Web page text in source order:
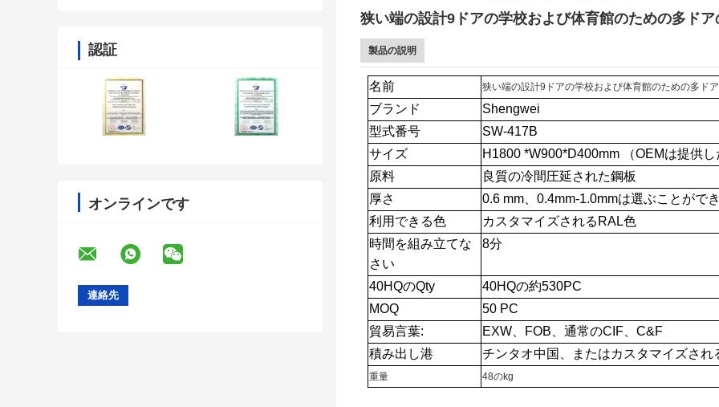
認証
オンラインです
狭い端の設計9ドアの学校および体育館のための多ド
製品の説明
名前 狭い端の設計9ドアの学校および体育館のための多ド
ブランド
Shengwei
型式番号
SW-417B
サイズ
H1800 *W900*D400mm （OEMは提供し
原料
良質の冷間圧延された鋼板
厚さ
0.6 mm、0.4mm-1.0mmは選ぶことがで
利用できる色
カスタマイズされるRAL色
時間を組み立てな
さい
8分
40HQのQty
40HQの約530PC
MOQ
50 PC
貿易言葉:
EXW、FOB、通常のCIF、C&F
積み出し港
チンタオ中国、またはカスタマイズされ
重量 48のkg